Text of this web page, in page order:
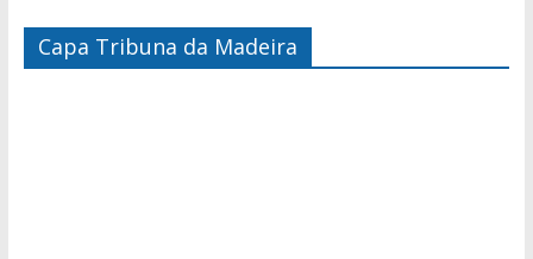
Capa Tribuna da Madeira